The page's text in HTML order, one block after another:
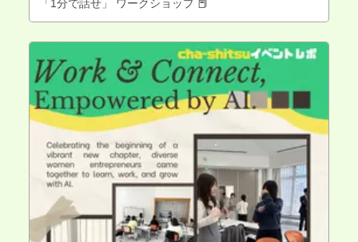
「1分で話せ」 ワークショップ 📕